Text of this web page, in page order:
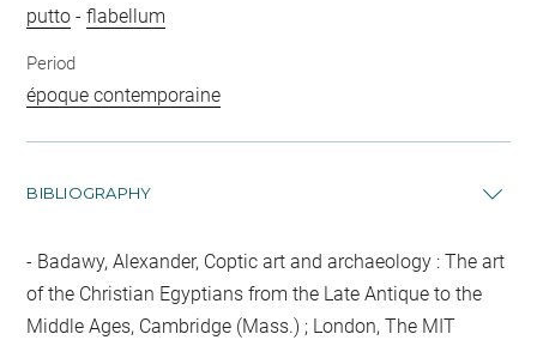
putto -flabellum
Period
époque contemporaine
BIBLIOGRAPHY
Badawy, Alexander, Coptic art and archaeology : The art
of the Christian Egyptians from the Late Antique to the
Middle Ages, Cambridge (Mass.) ; London, The MIT